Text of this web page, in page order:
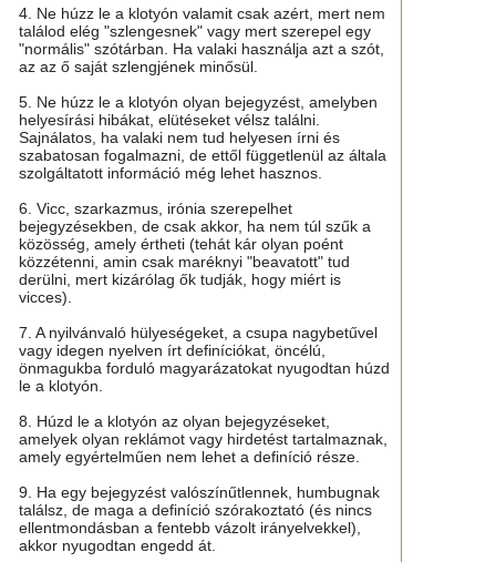
4. Ne húzz le a klotyón valamit csak azért, mert nem
találod elég "szlengesnek" vagy mert szerepel egy
"normális" szótárban. Ha valaki használja azt a szót,
az az ő saját szlengjének minősül.
5. Ne húzz le a klotyón olyan bejegyzést, amelyben
helyesírási hibákat, elütéseket vélsz találni.
Sajnálatos, ha valaki nem tud helyesen írni és
szabatosan fogalmazni, de ettől függetlenül az általa
szolgáltatott információ még lehet hasznos.
6. Vicc, szarkazmus, irónia szerepelhet
bejegyzésekben, de csak akkor, ha nem túl szűk a
közösség, amely értheti (tehát kár olyan poént
közzétenni, amin csak maréknyi "beavatott" tud
derülni, mert kizárólag ők tudják, hogy miért is
vicces).
7. A nyilvánvaló hülyeségeket, a csupa nagybetűvel
vagy idegen nyelven írt definíciókat, öncélú,
önmagukba forduló magyarázatokat nyugodtan húzd
le a klotyón.
8. Húzd le a klotyón az olyan bejegyzéseket,
amelyek olyan reklámot vagy hirdetést tartalmaznak,
amely egyértelműen nem lehet a definíció része.
9. Ha egy bejegyzést valószínűtlennek, humbugnak
találsz, de maga a definíció szórakoztató (és nincs
ellentmondásban a fentebb vázolt irányelvekkel),
akkor nyugodtan engedd át.